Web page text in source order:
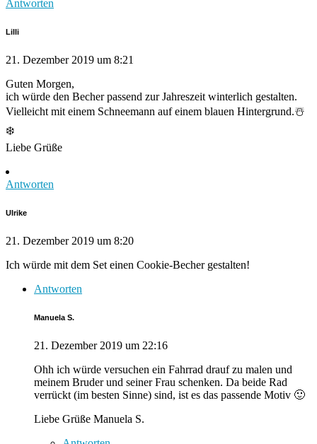
Antworten
Lilli
21. Dezember 2019 um 8:21
Guten Morgen,
ich würde den Becher passend zur Jahreszeit winterlich gestalten.
Vielleicht mit einem Schneemann auf einem blauen Hintergrund.☃️
❄️
Liebe Grüße
Antworten
Ulrike
21. Dezember 2019 um 8:20
Ich würde mit dem Set einen Cookie-Becher gestalten!
Antworten
Manuela S.
21. Dezember 2019 um 22:16
Ohh ich würde versuchen ein Fahrrad drauf zu malen und
meinem Bruder und seiner Frau schenken. Da beide Rad
verrückt (im besten Sinne) sind, ist es das passende Motiv 🙂
Liebe Grüße Manuela S.